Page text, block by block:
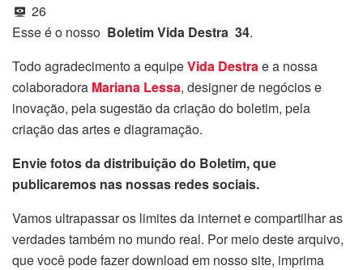
26
Esse é o nosso Boletim Vida Destra 34.
Todo agradecimento a equipeVida Destrae a nossa
colaboradora Mariana Lessa, designer de negócios e
inovação, pela sugestão da criação do boletim, pela
criação das artes e diagramação.
Envie fotos da distribuição do Boletim, que
publicaremos nas nossas redes sociais.
Vamos ultrapassar os limites da internet e compartilhar as
verdades também no mundo real. Por meio deste arquivo,
que você pode fazer download em nosso site, imprima